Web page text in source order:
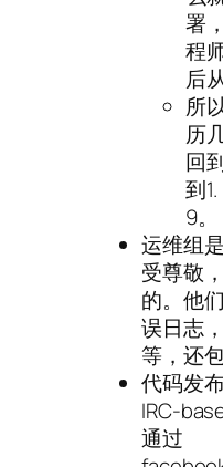
署
程
后
所
历
回
到
9。
运维组
受尊敬
的。他
误日志
等，还
代码发
IRC-
通过